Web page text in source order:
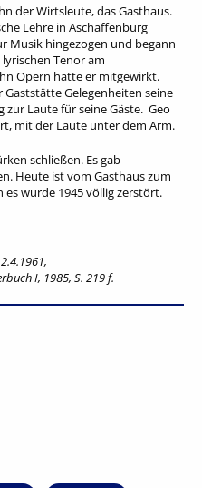
der Wirtsleute, das Gasthaus.
Lehre in Aschaffenburg
Musik hingezogen und begann
Tenor am
Opern hatte er mitgewirkt.
Gelegenheiten seine
zur Laute für seine Gäste. Geo
mit der Laute unter dem Arm.
schließen. Es gab
Heute ist vom Gasthaus zum
wurde 1945 völlig zerstört.
I, 1985, S. 219 f.